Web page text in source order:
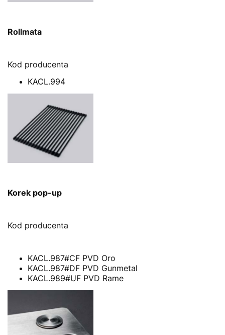
Rollmata
Kod producenta
KACL.994
Korek pop-up
Kod producenta
KACL.987#CF PVD Oro
KACL.987#DF PVD Gunmetal
KACL.989#UF PVD Rame